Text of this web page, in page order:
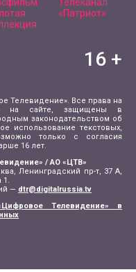
Телевидение». Все права на
на сайте, защищены в
законодательством об
использование текстовых,
только с согласия
16 лет.
/ АО «ЦТВ»
Ленинградский пр-т, 37 А,
1.
— dtr@digitalrussia.tv
Телевидение» в
16 +